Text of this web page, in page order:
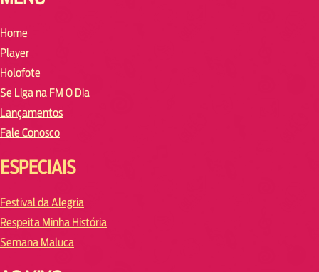
Home
Player
Holofote
Se Liga na FM O Dia
Lançamentos
Fale Conosco
ESPECIAIS
Festival da Alegria
Respeita Minha História
Semana Maluca